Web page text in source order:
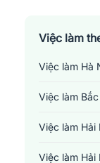
Việc làm
Việc làm Hà
Việc làm
Việc làm Hải
Việc làm Hải